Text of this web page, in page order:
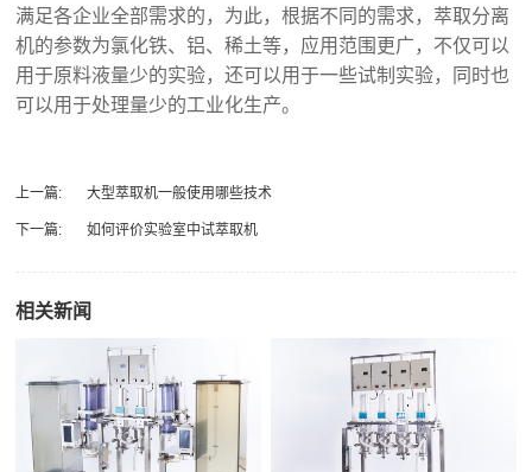
满足各企业全部需求的，为此，根据不同的需求，萃取分离
机的参数为氯化铁、铝、稀土等，应用范围更广，不仅可以
用于原料液量少的实验，还可以用于一些试制实验，同时也
可以用于处理量少的工业化生产。
上一篇: 大型萃取机一般使用哪些技术
下一篇: 如何评价实验室中试萃取机
相关新闻